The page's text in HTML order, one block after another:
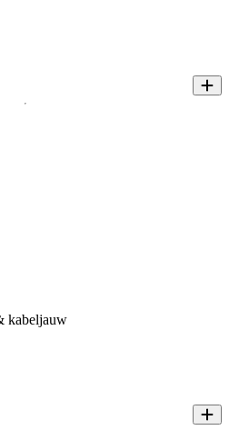
kabeljauw